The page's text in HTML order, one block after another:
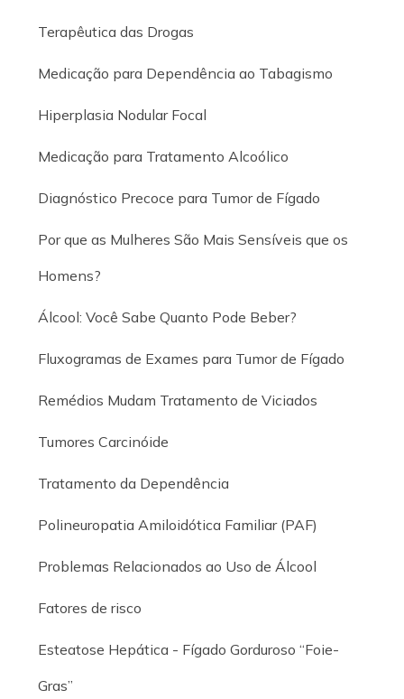
Terapêutica das Drogas
Medicação para Dependência ao Tabagismo
Hiperplasia Nodular Focal
Medicação para Tratamento Alcoólico
Diagnóstico Precoce para Tumor de Fígado
Por que as Mulheres São Mais Sensíveis que os
Homens?
Álcool: Você Sabe Quanto Pode Beber?
Fluxogramas de Exames para Tumor de Fígado
Remédios Mudam Tratamento de Viciados
Tumores Carcinóide
Tratamento da Dependência
Polineuropatia Amiloidótica Familiar (PAF)
Problemas Relacionados ao Uso de Álcool
Fatores de risco
Esteatose Hepática - Fígado Gorduroso “Foie-
Gras”